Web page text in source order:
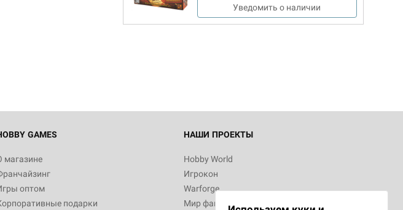
Уведомить о наличии
GAMES
магазине
оптом
подарки
НАШИ ПРОЕКТЫ
Hobby World
Игрокон
Warforge
Мир фантастики